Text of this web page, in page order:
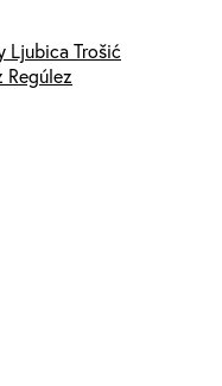
Ljubica Trošić